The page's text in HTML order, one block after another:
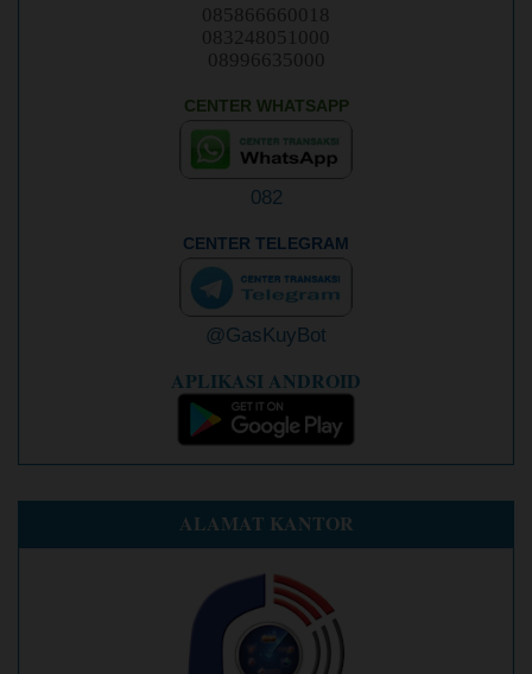
085866660018
083248051000
08996635000
CENTER WHATSAPP
082
CENTER TELEGRAM
@GasKuyBot
APLIKASI ANDROID
ALAMAT KANTOR